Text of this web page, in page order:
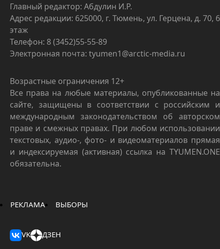
Главный редактор: Абдулин И.Р.
Адрес редакции: 625000, г. Тюмень, ул. Герцена, д. 70, 6
этаж
Телефон: 8 (3452)55-55-89
Электронная почта: tyumen1@arctic-media.ru
Возрастные ограничения 12+
Все права на любые материалы, опубликованные на
сайте, защищены в соответствии с российским и
международным законодательством об авторском
праве и смежных правах. При любом использовании
текстовых, аудио-, фото- и видеоматериалов прямая
и индексируемая (активная) ссылка на TYUMEN.ONE
обязательна.
РЕКЛАМА ВЫБОРЫ
VK ДЗЕН